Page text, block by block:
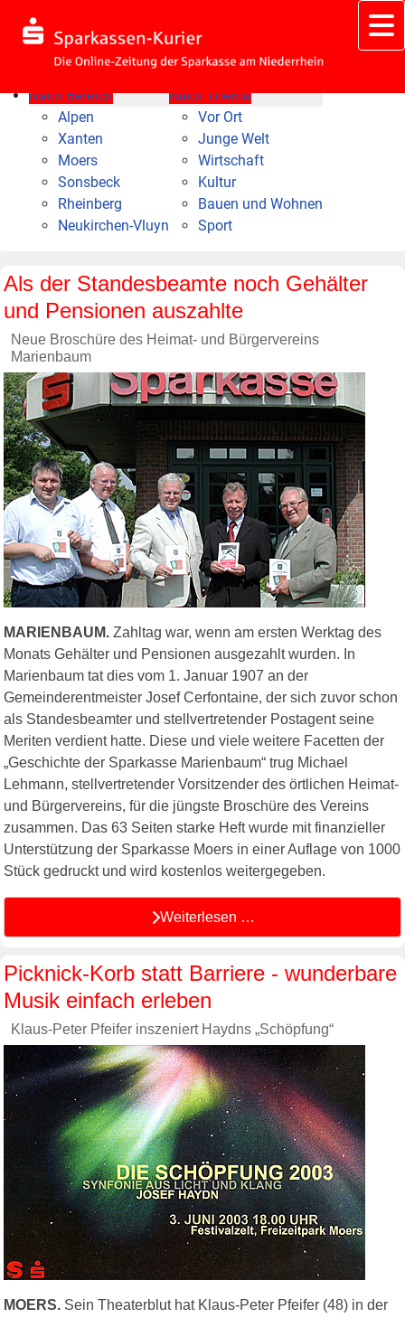
Nach Bereich
Alpen
Xanten
Moers
Sonsbeck
Rheinberg
Neukirchen-Vluyn
Nach Thema
Vor Ort
Junge Welt
Wirtschaft
Kultur
Bauen und Wohnen
Sport
Als der Standesbeamte noch Gehälter
und Pensionen auszahlte
Neue Broschüre des Heimat- und Bürgervereins
Marienbaum
MARIENBAUM. Zahltag war, wenn am ersten Werktag des
Monats Gehälter und Pensionen ausgezahlt wurden. In
Marienbaum tat dies vom 1. Januar 1907 an der
Gemeinderentmeister Josef Cerfontaine, der sich zuvor schon
als Standesbeamter und stellvertretender Postagent seine
Meriten verdient hatte. Diese und viele weitere Facetten der
„Geschichte der Sparkasse Marienbaum“ trug Michael
Lehmann, stellvertretender Vorsitzender des örtlichen Heimat-
und Bürgervereins, für die jüngste Broschüre des Vereins
zusammen. Das 63 Seiten starke Heft wurde mit finanzieller
Unterstützung der Sparkasse Moers in einer Auflage von 1000
Stück gedruckt und wird kostenlos weitergegeben.
Weiterlesen …
Picknick-Korb statt Barriere - wunderbare
Musik einfach erleben
Klaus-Peter Pfeifer inszeniert Haydns „Schöpfung“
MOERS. Sein Theaterblut hat Klaus-Peter Pfeifer (48) in der